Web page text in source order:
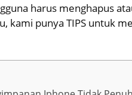
harus menghapus
kami punya TIPS untuk